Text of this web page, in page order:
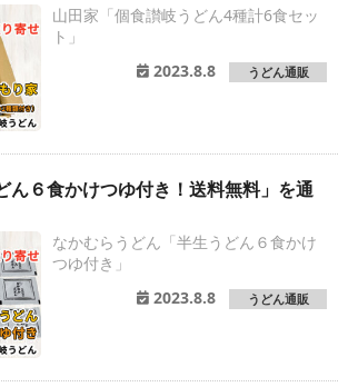
山田家「個食讃岐うどん4種計6食セッ
ト」
2023.8.8
うどん通販
ん６食かけつゆ付き！送料無料」を通
なかむらうどん「半生うどん６食かけ
つゆ付き」
2023.8.8
うどん通販